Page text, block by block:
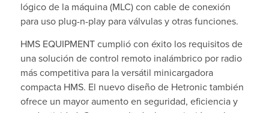
lógico de la máquina (MLC) con cable de conexión
para uso plug-n-play para válvulas y otras funciones.
HMS EQUIPMENT cumplió con éxito los requisitos de
una solución de control remoto inalámbrico por radio
más competitiva para la versátil minicargadora
compacta HMS. El nuevo diseño de Hetronic también
ofrece un mayor aumento en seguridad, eficiencia y